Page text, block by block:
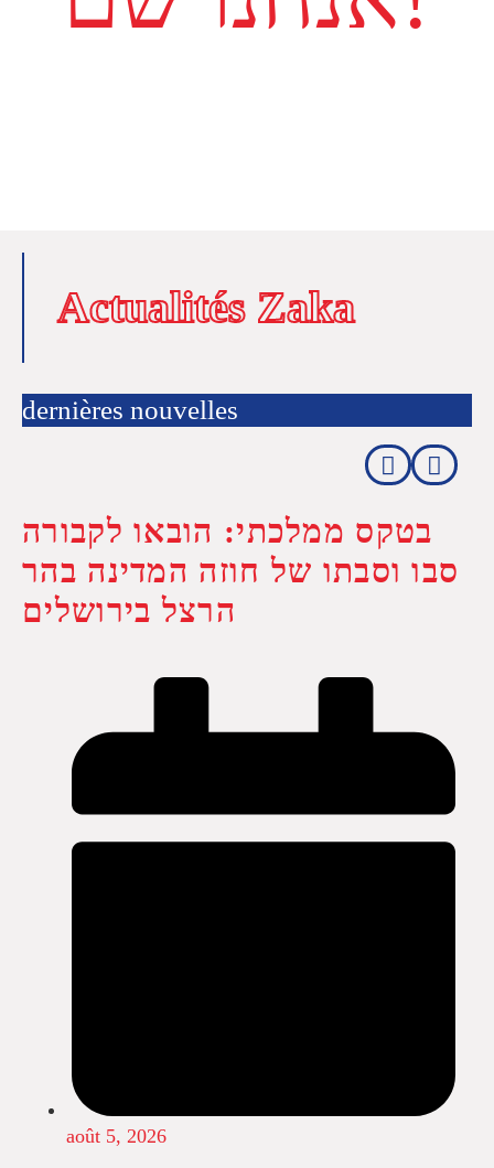
Actualités Zaka
dernières nouvelles
בטקס ממלכתי: הובאו לקבורה
סבו וסבתו של חוזה המדינה בהר
הרצל בירושלים
août 5, 2026